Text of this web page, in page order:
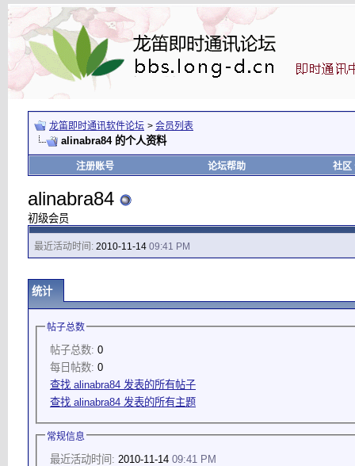
龙笛即时通讯软件论坛 > 会员列表
alinabra84 的个人资料
注册账号 论坛帮助 社区
alinabra84
初级会员
最近活动时间: 2010-11-14 09:41 PM
统计
帖子总数
帖子总数: 0
每日帖数: 0
查找 alinabra84 发表的所有帖子
查找 alinabra84 发表的所有主题
常规信息
最近活动时间: 2010-11-14 09:41 PM